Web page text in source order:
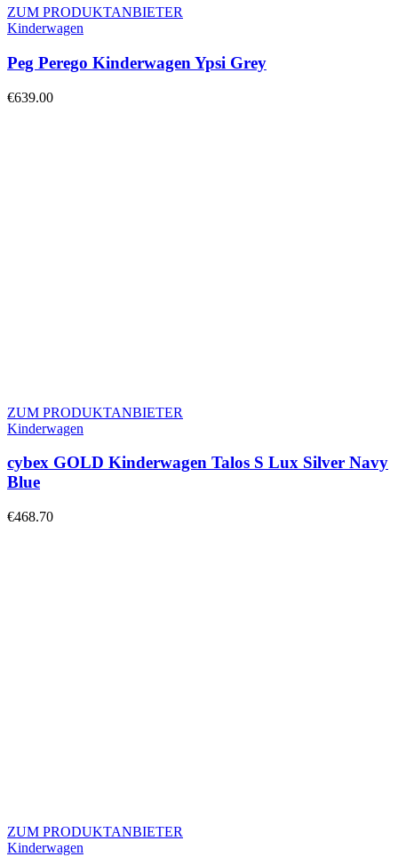
ZUM PRODUKTANBIETER
Kinderwagen
Peg Perego Kinderwagen Ypsi Grey
€639.00
ZUM PRODUKTANBIETER
Kinderwagen
cybex GOLD Kinderwagen Talos S Lux Silver Navy
Blue
€468.70
ZUM PRODUKTANBIETER
Kinderwagen